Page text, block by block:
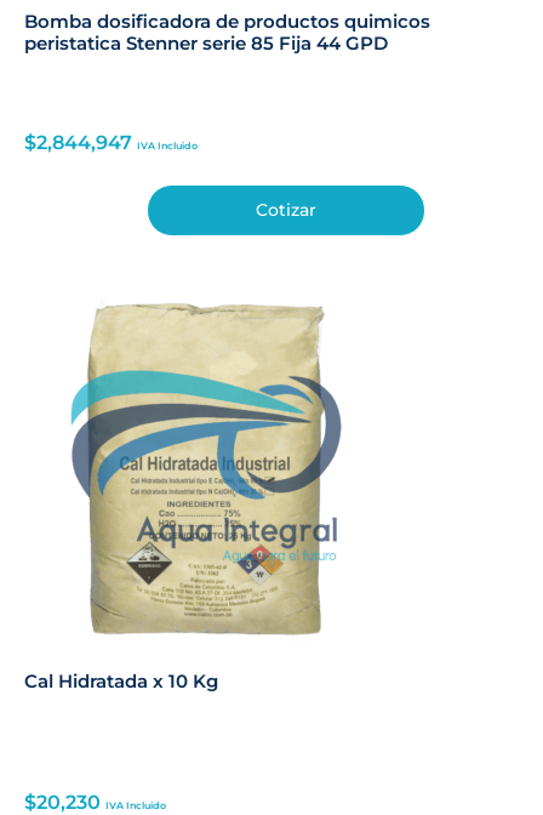
Bomba dosificadora de productos quimicos
peristatica Stenner serie 85 Fija 44 GPD
$2,844,947 IVA Incluido
Cotizar
Cal Hidratada x 10 Kg
$20,230 IVA Incluido